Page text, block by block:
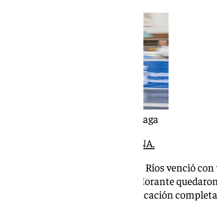
Foto: Ayuntamiento de Málaga
CLASIFICACIÓN 4K MASCULINA.
En el femenino, Estefanía Cano Ríos venció
Aguilera Duarte y Noa Gómez Morante
respectivamente. Aquí, la clasificación